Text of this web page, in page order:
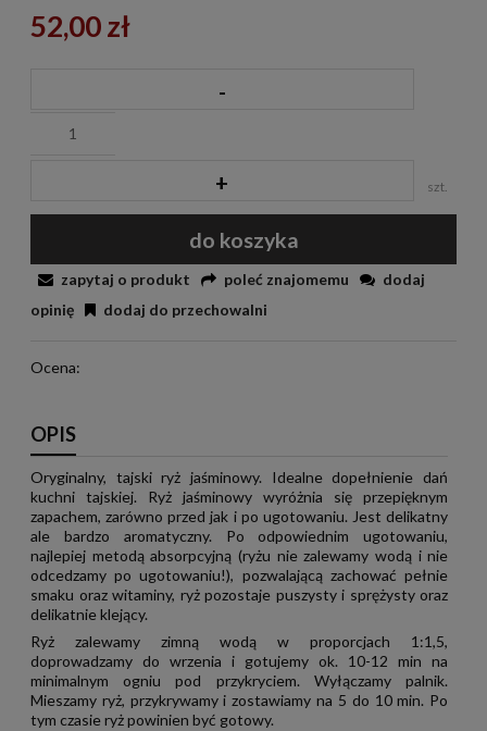
52,00 zł
-
+ szt.
do koszyka
Ocena:
zapytaj o produkt poleć znajomemu
dodaj
opinię
dodaj do przechowalni
OPIS
Oryginalny, tajski ryż jaśminowy. Idealne dopełnienie dań
kuchni tajskiej. Ryż jaśminowy wyróżnia się przepięknym
zapachem, zarówno przed jak i po ugotowaniu. Jest delikatny
ale bardzo aromatyczny. Po odpowiednim ugotowaniu,
najlepiej metodą absorpcyjną (ryżu nie zalewamy wodą i nie
odcedzamy po ugotowaniu!), pozwalającą zachować pełnie
smaku oraz witaminy, ryż pozostaje puszysty i sprężysty oraz
delikatnie klejący.
Ryż zalewamy zimną wodą w proporcjach 1:1,5,
doprowadzamy do wrzenia i gotujemy ok. 10-12 min na
minimalnym ogniu pod przykryciem. Wyłączamy palnik.
Mieszamy ryż, przykrywamy i zostawiamy na 5 do 10 min. Po
tym czasie ryż powinien być gotowy.